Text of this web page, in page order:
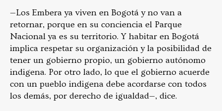
—Los Embera ya viven en Bogotá y no van a
retornar, porque en su conciencia el Parque
Nacional ya es su territorio. Y habitar en Bogotá
implica respetar su organización y la posibilidad de
tener un gobierno propio, un gobierno autónomo
indigena. Por otro lado, lo que el gobierno acuerde
con un pueblo indigena debe acordarse con todos
los demás, por derecho de igualdad—, dice.